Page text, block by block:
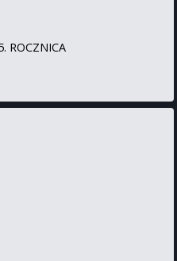
ROCZNICA